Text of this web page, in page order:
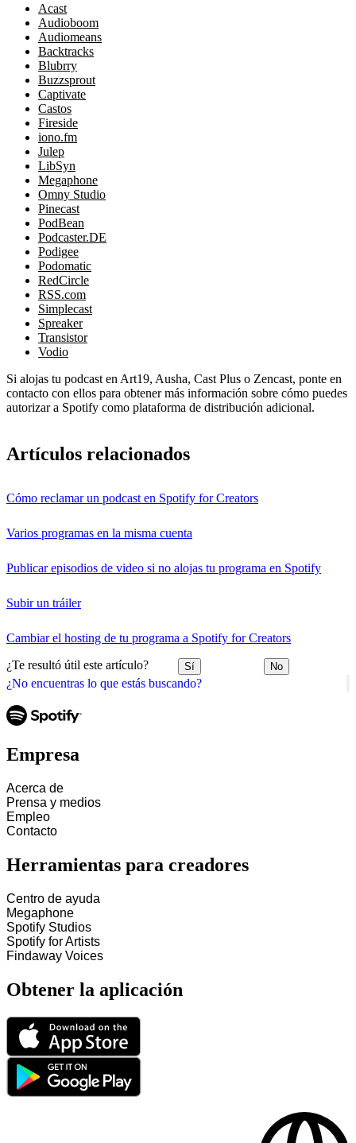
¿No encuentras lo que estás buscando?
Acast
Audioboom
Audiomeans
Backtracks
Blubrry
Buzzsprout
Captivate
Castos
Fireside
iono.fm
Julep
LibSyn
Megaphone
Omny Studio
Pinecast
PodBean
Podcaster.DE
Podigee
Podomatic
RedCircle
RSS.com
Simplecast
Spreaker
Transistor
Vodio
Si alojas tu podcast en Art19, Ausha, Cast Plus o Zencast, ponte en
contacto con ellos para obtener más información sobre cómo puedes
autorizar a Spotify como plataforma de distribución adicional.
Artículos relacionados
Cómo reclamar un podcast en Spotify for Creators
Varios programas en la misma cuenta
Publicar episodios de video si no alojas tu programa en Spotify
Subir un tráiler
Cambiar el hosting de tu programa a Spotify for Creators
¿Te resultó útil este artículo? Sí No
Empresa
Acerca de
Prensa y medios
Empleo
Contacto
Herramientas para creadores
Centro de ayuda
Megaphone
Spotify Studios
Spotify for Artists
Findaway Voices
Obtener la aplicación